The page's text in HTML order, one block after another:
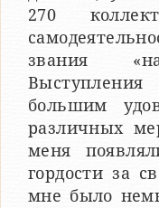
270
звания
большим
различных
меня
гордости за
мне было